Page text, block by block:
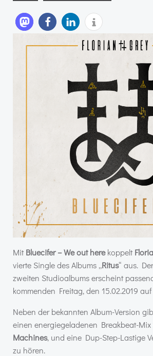
MitBluecifer – We out herekoppelt
vierte Single des Albums „Ritus“ aus.
zweiten Studioalbums erscheint
kommenden Freitag, den 15.02.2019 auf
Neben der bekannten Album-Version
einen energiegeladenen Breakbeat-Mix
Machines, und eine Dup-Step-Lastige
zu hören.